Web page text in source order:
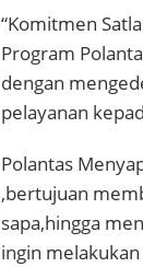
“Komitmen
Program
dengan
pelayanan
Polantas
,bertujuan
sapa,hingga
ingin